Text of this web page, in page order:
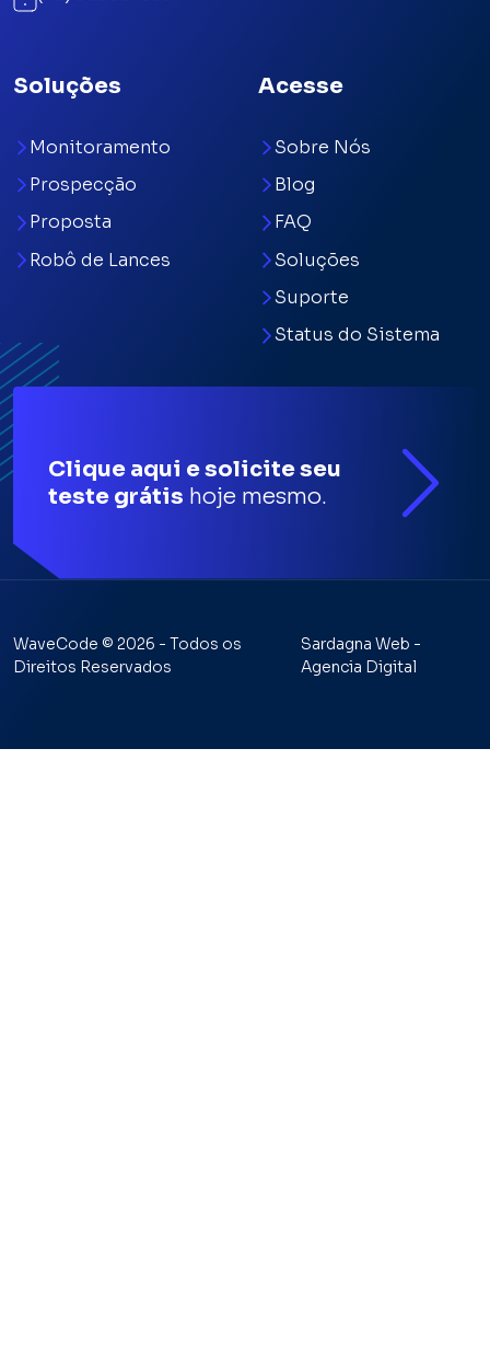
Soluções
Monitoramento
Prospecção
Proposta
Robô de Lances
Acesse
Sobre Nós
Blog
FAQ
Soluções
Suporte
Status do Sistema
Clique aqui e solicite seu
teste grátis hoje mesmo.
WaveCode © 2026 - Todos os
Direitos Reservados
Sardagna Web -
Agencia Digital